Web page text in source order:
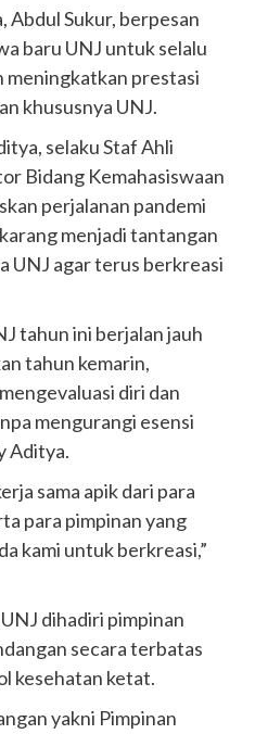
Abdul Sukur, berpesan
baru UNJ untuk selalu
meningkatkan prestasi
khususnya UNJ.
selaku Staf Ahli
Bidang Kemahasiswaan
perjalanan pandemi
menjadi tantangan
UNJ agar terus berkreasi
tahun ini berjalan jauh
tahun kemarin,
diri dan
mengurangi esensi
Aditya.
sama apik dari para
para pimpinan yang
kami untuk berkreasi,”
dihadiri pimpinan
secara terbatas
kesehatan ketat.
yakni Pimpinan